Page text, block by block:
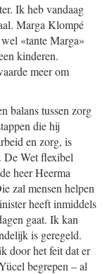
Ik heb vandaag
Marga Klompé
«tante Marga»
kinderen.
meer om
balans tussen zorg
die hij
en zorg, is
De Wet flexibel
heer Heerma
zal mensen helpen
heeft inmiddels
gaat. Ik kan
is geregeld.
door het feit dat er
begrepen – al